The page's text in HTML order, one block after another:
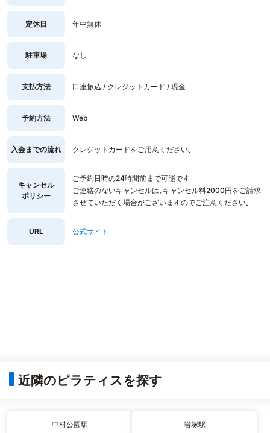
定休日 年中無休
駐車場 なし
支払方法 口座振込 / クレジットカード / 現金
予約方法 Web
入会までの流れ クレジットカードをご用意ください｡
キャンセル
ポリシー
ご予約日時の24時間前まで可能です
ご連絡のないキャンセルは､キャンセル料2000円をご請求
させていただく場合がございますのでご注意ください｡
URL 公式サイト
近隣のピラティスを探す
中村公園駅 岩塚駅